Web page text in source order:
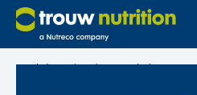
Thông tin và Quy định